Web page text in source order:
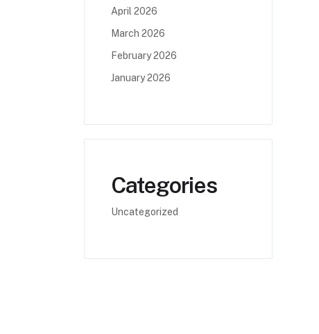
April 2026
March 2026
February 2026
January 2026
Categories
Uncategorized